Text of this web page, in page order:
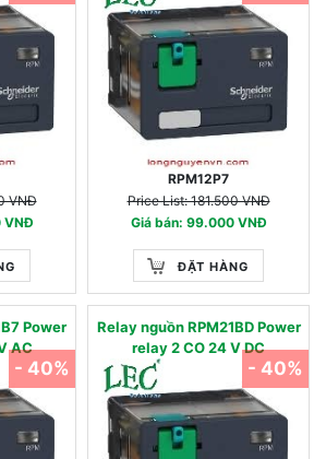
VNĐ
VNĐ
RPM12P7
Price List: 181.500 VNĐ
Giá bán: 99.000 VNĐ
ĐẶT HÀNG
Power
AC
- 40%
Relay nguồn RPM21BD Power
relay 2 CO 24 V DC
- 40%